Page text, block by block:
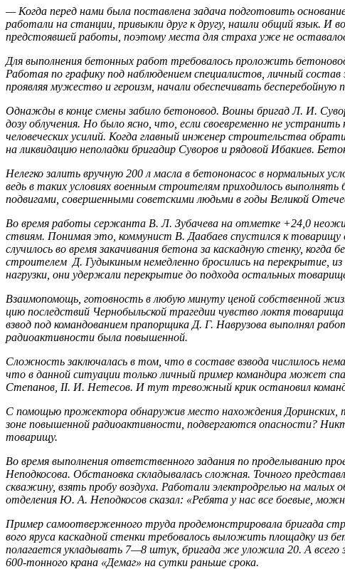
— Когда перед нами была поставлена задача подготовить
работали на станции, привыкли друг к другу, нашли общий язык. И
предстоявшей работы, поэтому места для страха уже не
Для выполнения бетонных работ требовалось проложить
Работая по графику под наблюдением специалистов, личный
проявляя мужество и героизм, начали обеспечивать
Однажды в конце смены забило бетоновод. Воины бригад Л. И.
дозу облучения. Но было ясно, что, если своевременно не
человеческих усилий. Когда главный инженер строи­тельства
на ликвидацию неполадки бригадир Суворов и ря­довой Ибакиев.
Нелегко залить вручную 200 л масла в бетононасос в нор­мальных
ведь в таких условиях военным строителям приходилось
подвигами, совершенными советскими людьми в годы Великой
Во время работы сержанта В. Л. Зубачева на отметке +24,0
ствиям. Понимая это, коммунист В. Даабаев спустился к
случилось во время закачивания бетона за каскадную стенку,
строителем Д. Гудыкиным немедленно бросились на перекрытие,
нагрузки, они удержали перекрытие до подхода остальных
Взаимопомощь, готовность в любую минуту ценой собствен­ной
цию последствий Чернобыльской трагедии чувство локтя
взвод под командованием прапорщика Д. Г. Наврузова выполнял
радиоактивности была повышенной.
Сложность заключалась в том, что в составе взвода числилось
что в данной ситуации только личный пример командира может
Степанов, II. И. Нетесов. И тут тревожный крик оста­новил
С помощью прожектора обнаружив место нахождения Доринских,
зоне повышенной радиоактивности, подвергаются опасности?
товарищу.
Во время выполнения ответственного задания по проделыва­нию
Неподкосова. Обстановка складывалась сложная. Точного
сква­жину, взять пробу воздуха. Работали электродрелью на
отделения Ю. А. Неподкосов сказал: «Ребята у нас все боевые,
Пример самоотверженного труда продемонстрировала бригада
вого яруса каскадной стенки требовалось выложить площадку из
полага­ется укладывать 7—8 штук, бригада же уложила 20. А
600-тон­ного крана «Демаг» на сутки раньше срока.